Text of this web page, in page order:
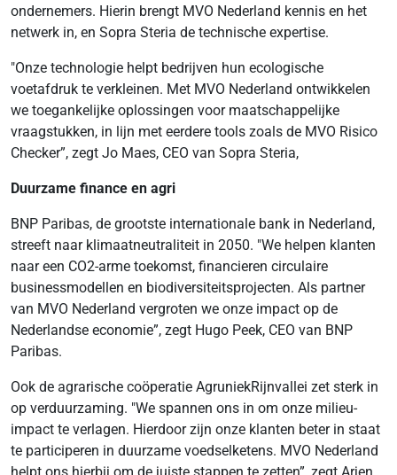
ondernemers. Hierin brengt MVO Nederland kennis en het
netwerk in, en Sopra Steria de technische expertise.
"Onze technologie helpt bedrijven hun ecologische
voetafdruk te verkleinen. Met MVO Nederland ontwikkelen
we toegankelijke oplossingen voor maatschappelijke
vraagstukken, in lijn met eerdere tools zoals de MVO Risico
Checker”, zegt Jo Maes, CEO van Sopra Steria,
Duurzame finance en agri
BNP Paribas, de grootste internationale bank in Nederland,
streeft naar klimaatneutraliteit in 2050. "We helpen klanten
naar een CO2-arme toekomst, financieren circulaire
businessmodellen en biodiversiteitsprojecten. Als partner
van MVO Nederland vergroten we onze impact op de
Nederlandse economie”, zegt Hugo Peek, CEO van BNP
Paribas.
Ook de agrarische coöperatie AgruniekRijnvallei zet sterk in
op verduurzaming. "We spannen ons in om onze milieu-
impact te verlagen. Hierdoor zijn onze klanten beter in staat
te participeren in duurzame voedselketens. MVO Nederland